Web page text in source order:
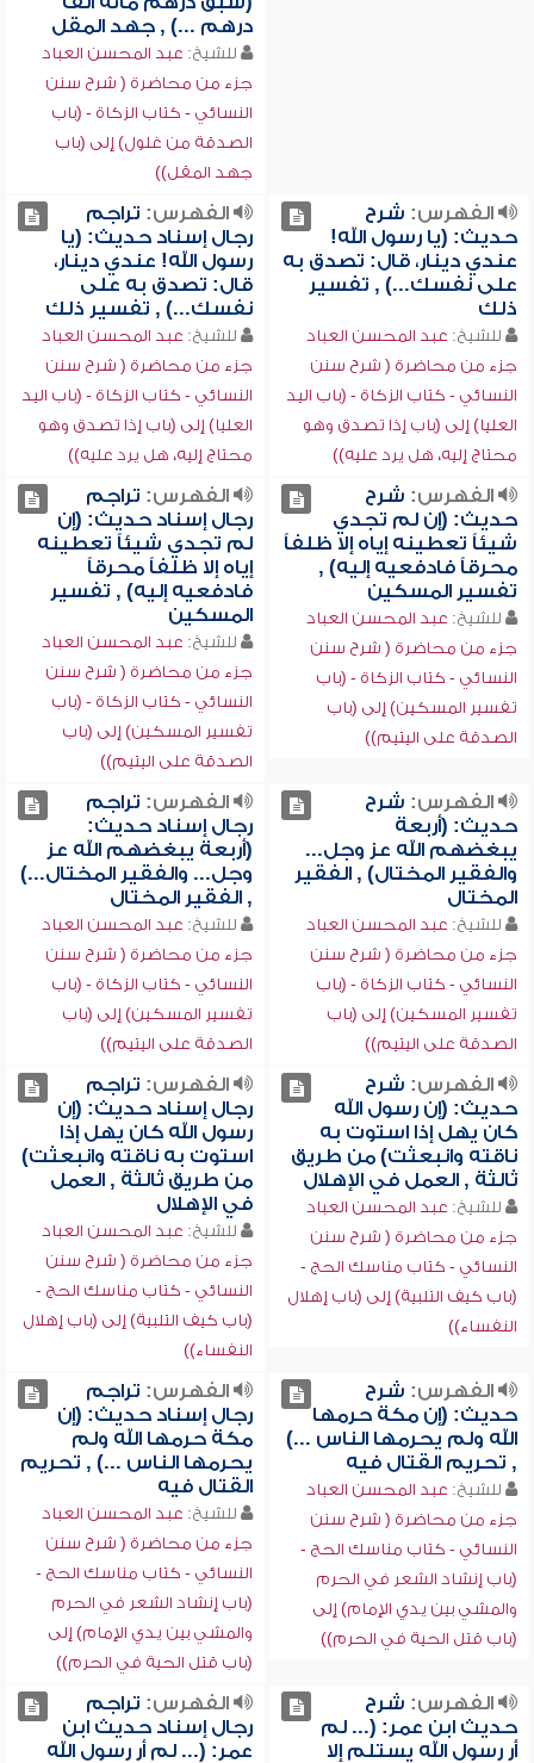
درهم ...) , جهد المقل
للشيخ: عبد المحسن العباد
جزء من محاضرة ( شرح سنن
النسائي - كتاب الزكاة - (باب
الصدقة من غلول) إلى (باب
جهد المقل))
الفهرس: شرح
حديث: (يا رسول الله!
عندي دينار، قال: تصدق به
على نفسك...) , تفسير
ذلك
للشيخ: عبد المحسن العباد
جزء من محاضرة ( شرح سنن
النسائي - كتاب الزكاة - (باب اليد
العليا) إلى (باب إذا تصدق وهو
محتاج إليه، هل يرد عليه))
الفهرس: تراجم
رجال إسناد حديث: (يا
رسول الله! عندي دينار،
قال: تصدق به على
نفسك...) , تفسير ذلك
للشيخ: عبد المحسن العباد
جزء من محاضرة ( شرح سنن
النسائي - كتاب الزكاة - (باب اليد
العليا) إلى (باب إذا تصدق وهو
محتاج إليه، هل يرد عليه))
الفهرس: شرح
حديث: (إن لم تجدي
شيئاً تعطينه إياه إلا ظلفاً
محرقاً فادفعيه إليه) ,
تفسير المسكين
للشيخ: عبد المحسن العباد
جزء من محاضرة ( شرح سنن
النسائي - كتاب الزكاة - (باب
تفسير المسكين) إلى (باب
الصدقة على اليتيم))
الفهرس: تراجم
رجال إسناد حديث: (إن
لم تجدي شيئاً تعطينه
إياه إلا ظلفاً محرقاً
فادفعيه إليه) , تفسير
المسكين
للشيخ: عبد المحسن العباد
جزء من محاضرة ( شرح سنن
النسائي - كتاب الزكاة - (باب
تفسير المسكين) إلى (باب
الصدقة على اليتيم))
الفهرس: شرح
حديث: (أربعة
يبغضهم الله عز وجل...
والفقير المختال) , الفقير
المختال
للشيخ: عبد المحسن العباد
جزء من محاضرة ( شرح سنن
النسائي - كتاب الزكاة - (باب
تفسير المسكين) إلى (باب
الصدقة على اليتيم))
الفهرس: تراجم
رجال إسناد حديث:
(أربعة يبغضهم الله عز
وجل... والفقير المختال...)
, الفقير المختال
للشيخ: عبد المحسن العباد
جزء من محاضرة ( شرح سنن
النسائي - كتاب الزكاة - (باب
تفسير المسكين) إلى (باب
الصدقة على اليتيم))
الفهرس: شرح
حديث: (إن رسول الله
كان يهل إذا استوت به
ناقته وانبعثت) من طريق
ثالثة , العمل في الإهلال
للشيخ: عبد المحسن العباد
جزء من محاضرة ( شرح سنن
النسائي - كتاب مناسك الحج -
(باب كيف التلبية) إلى (باب إهلال
النفساء))
الفهرس: تراجم
رجال إسناد حديث: (إن
رسول الله كان يهل إذا
استوت به ناقته وانبعثت)
من طريق ثالثة , العمل
في الإهلال
للشيخ: عبد المحسن العباد
جزء من محاضرة ( شرح سنن
النسائي - كتاب مناسك الحج -
(باب كيف التلبية) إلى (باب إهلال
النفساء))
الفهرس: شرح
حديث: (إن مكة حرمها
الله ولم يحرمها الناس ...)
, تحريم القتال فيه
للشيخ: عبد المحسن العباد
جزء من محاضرة ( شرح سنن
النسائي - كتاب مناسك الحج -
(باب إنشاد الشعر في الحرم
والمشي بين يدي الإمام) إلى
(باب قتل الحية في الحرم))
الفهرس: تراجم
رجال إسناد حديث: (إن
مكة حرمها الله ولم
يحرمها الناس ...) , تحريم
القتال فيه
للشيخ: عبد المحسن العباد
جزء من محاضرة ( شرح سنن
النسائي - كتاب مناسك الحج -
(باب إنشاد الشعر في الحرم
والمشي بين يدي الإمام) إلى
(باب قتل الحية في الحرم))
الفهرس: شرح
حديث ابن عمر: (... لم
أر رسول الله يستلم إلا
الفهرس: تراجم
رجال إسناد حديث ابن
عمر: (... لم أر رسول الله